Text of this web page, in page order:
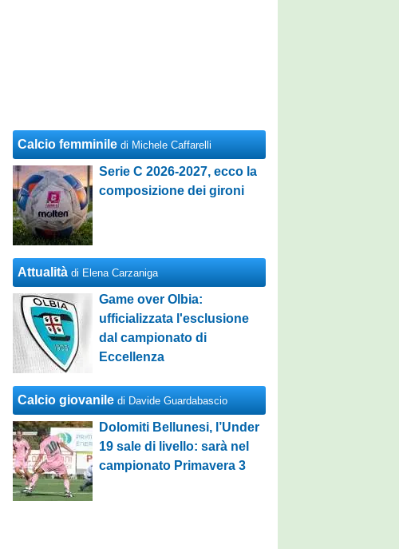
Calcio femminile di Michele Caffarelli
Serie C 2026-2027, ecco la
composizione dei gironi
Attualità di Elena Carzaniga
Game over Olbia:
ufficializzata l'esclusione
dal campionato di
Eccellenza
Calcio giovanile di Davide Guardabascio
Dolomiti Bellunesi, l’Under
19 sale di livello: sarà nel
campionato Primavera 3